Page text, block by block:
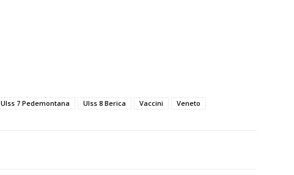
Ulss 7 Pedemontana Ulss 8 Berica Vaccini Veneto